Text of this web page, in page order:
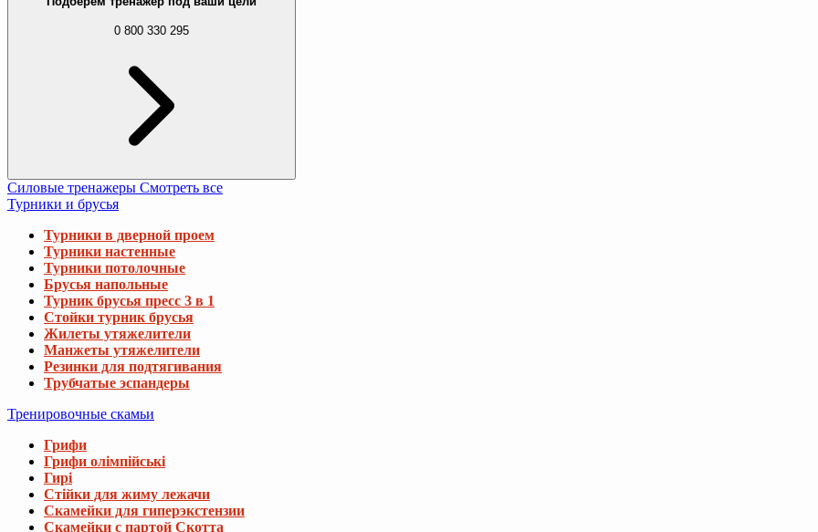
Турники в дверной проем
Турники настенные
Турники потолочные
Брусья напольные
Стойки турник брусья
Жилеты утяжелители
Манжеты утяжелители
Резинки для подтягивания
Трубчатые эспандеры
Тренировочные скамьи
Грифи
Грифи олімпійські
Гирі
Стійки для жиму лежачи
Скамейки для гиперэкстензии
Скамейки с партой Скотта
Скамейки для жима со стойками
Скамейки для жима горизонтальные
Скамейки для жима универсальные
Скамьи для приседаний
Стойки для грифов и дисков